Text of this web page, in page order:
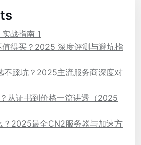
战指南 1
得买？2025 深度评测与避坑指
不踩坑？2025主流服务商深度对
从证书到价格一篇讲透（2025
？2025最全CN2服务器与加速方